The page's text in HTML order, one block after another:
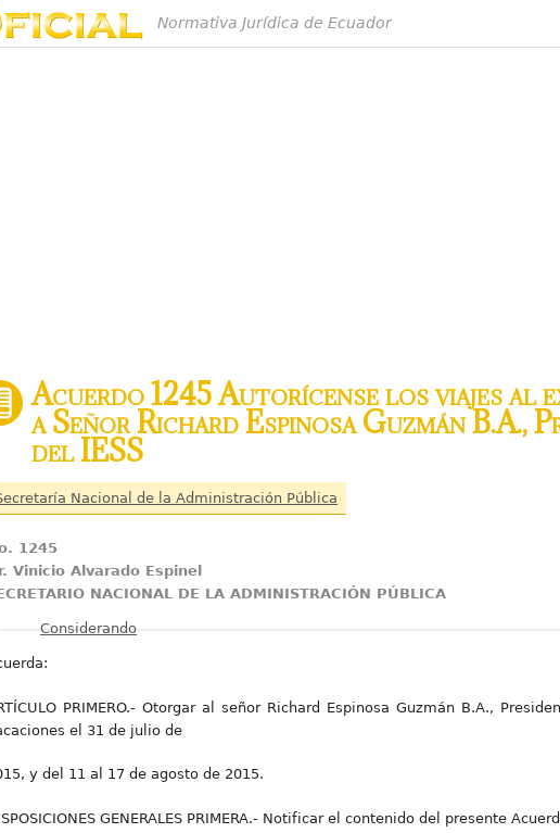
Normativa Jurídica de Ecuador
Acuerdo 1245 Autorícense los viajes al
a Señor Richard Espinosa Guzmán
del IESS
Nacional de la Administración Pública
1245
Vinicio Alvarado Espinel
NACIONAL DE LA ADMINISTRACIÓN PÚBLICA
Mostrar
Considerando
PRIMERO.- Otorgar al señor Richard Espinosa Guzmán B.A.,
el 31 de julio de
y del 11 al 17 de agosto de 2015.
GENERALES PRIMERA.- Notificar el contenido del presente